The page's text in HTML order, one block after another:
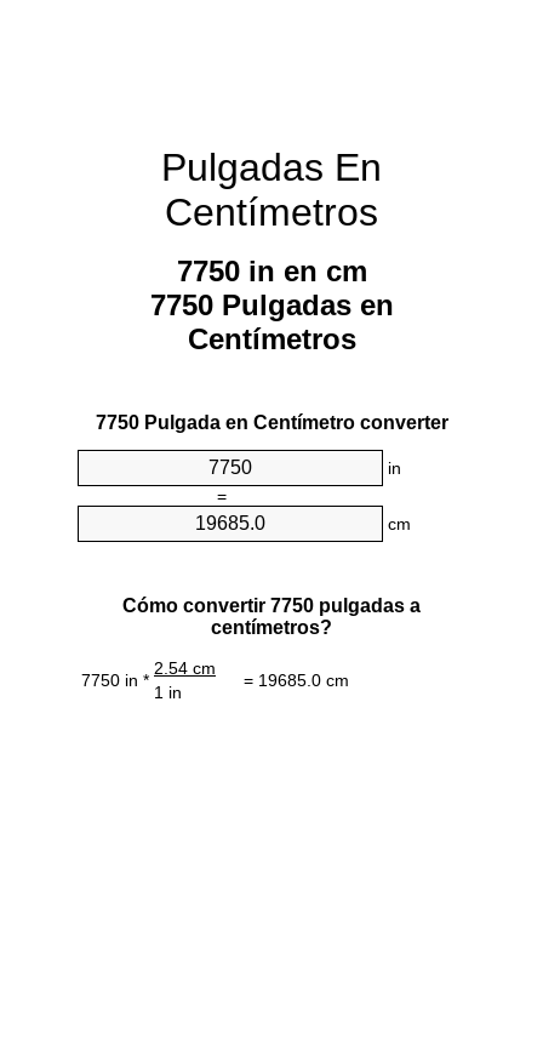
Pulgadas En
Centímetros
7750 in en cm
7750 Pulgadas en
Centímetros
7750 Pulgada en Centímetro converter
in
=
cm
Cómo convertir 7750 pulgadas a
centímetros?
7750 in *
2.54 cm
= 19685.0 cm
1 in